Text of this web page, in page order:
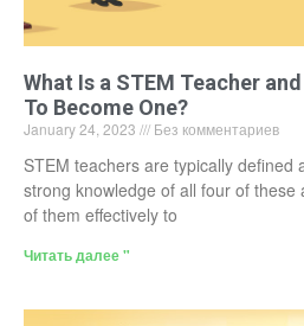
What Is a STEM Teacher
To Become One?
January 24, 2023 Без комментариев
STEM teachers are typically defined
strong knowledge of all four of these
of them effectively to
Читать далее "